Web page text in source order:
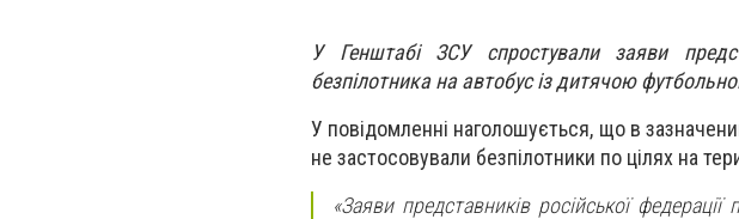
У Генштабі ЗСУ спростували заяви
безпілотника на автобус із дитячою
У повідомленні наголошується, що в
не застосовували безпілотники по цілях на
«Заяви представників російської